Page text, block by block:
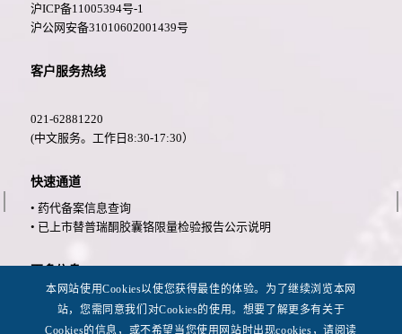
沪ICP备11005394号-1
沪公网安备31010602001439号
客户服务热线
021-62881220
(中文服务。工作日8:30-17:30）
快速通道
• 药代备案信息查询
• 已上市替普瑞酮胶囊铬限量检验报告公示说明
• 法律公告
• 隐私政策
本网站使用Cookies以使您获得最佳的体验。为了继续浏览本网
站，您需同意我们对Cookies的使用。想要了解更多有关于
Cookies的信息，或不希望当您使用网站时出现cookies，请阅读